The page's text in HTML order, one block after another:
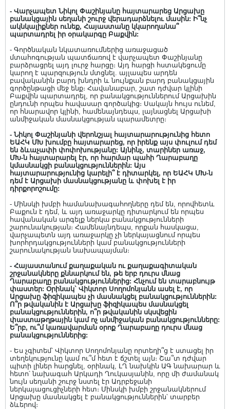
- Վարչապետ Նիկոլ Փաշինյանը հայտարարեց Արցախը
բանակցային սեղանի շուրջ վերադարձնելու մասին: Ի՞նչ
ակնկալիքներ ունեք, Հայաստանը կկարողանա՞
պարտադրել իր օրակարգը Բաքվին:
- Գործնական նկատառումներից առաջացած
մտահոգության պատճառով է վարչապետ Փաշինյանը
բարձրացրել այդ լուրջ հարցը։ Այդ հարցի հստակեցումը
կարող է պարզություն մտցնել. այլապես արդեն
բավականին բարդ խնդրի և նույնքան բարդ բանակցային
գործընթացի մեջ ենք։ Հավանաբար, շատ դժվար կլինի
Բաքվին պարտադրել, որ բանակցություններում Արցախին
ընդունի որպես հավասար գործակից։ Սակայն հույս ունեմ,
որ հնարավոր կլինի, համենայնդեպս, լայնացնել Արցախի
անմիջական մասնակցության պարամետրը։
- Նիկոլ Փաշինյանի վերոնշյալ հայտարարությունից հետո
ԵԱՀԿ ՄԽ խումբը հայտարարեց, որ իրենք այս փուլում դեմ
են ձևաչափի փոփոխությանը: Այնինչ, տարիներ առաջ,
ՄԽ-ն հայտարարել էր, որ հարմար պահի Ղարաբաղը
կմասնակցի բանակցություններին: Այս
հայտարարությունից կարելի՞ է դիտարկել, որ ԵԱՀԿ ՄԽ-ն
դեմ է Արցախի մասնակցությանը և փոխել է իր
դիրքորոշումը:
- Մինսկի խմբի համանախագահողները դեմ են, որովհետև
Բաքուն է դեմ, և այդ առաջարկը դիտարկում են որպես
հավանական արգելք ներկա բանակցությունների
շարունակության։ Համենայնդեպս, որքան հասկացա,
վարչապետն այդ առաջարկը չի ներկայացնում որպես
խորհրդակցությունների կամ բանակցությունների
շարունակության նախապայման։
- Հայաստանում քաղաքական ու քաղաքագիտական
շրջանակները քննարկում են, թե երբ դուրս մնաց
Ղարաբաղը բանակցություններից: Հնչում են տարաբնույթ
փաստեր: Օրինակ` Վիկտոր Սողոմոնյանն ասել է, որ
Արցախը ֆիզիկապես չի մասնակցել բանակցություններին:
Ո՞ր թվականին է Արցախը ֆիզիկապես մասնակցել
բանակցություններին, ո՞ր թվականին սկսվեցին
փաստաթղթային կամ ոչ անմիջական բանակցությունները:
Ե՞րբ, ու՞մ կառավարման օրոք Ղարաբաղը դուրս մնաց
բանակցություններից:
- Ես չգիտեմ՝ Վիկտոր Սողոմոնյանը որտեղի՞ց է ստացել իր
տեղեկությունը կամ ու՞մ հետ է ճշտել այն։ Շա՞տ դժվար
պիտի լիներ հարցնել, օրինակ, ԼՂ նախկին ԱԳ նախարար և
հետո՝ նախագահ Արկադի Ղուկասյանին, որը մի ժամանակ
նույն սեղանի շուրջ նստել էր Ադրբեջանի
ներկայացուցիչների հետ։ Մինսկի խմբի շրջանակներում
Արցախը մասնակցել է բանակցություններին՝ տարբեր
ձևերով։